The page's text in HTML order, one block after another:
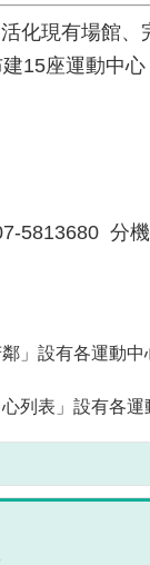
化現有場館、
15座運動中
5813680 分
鄰」設有各運動中
心列表」設有各